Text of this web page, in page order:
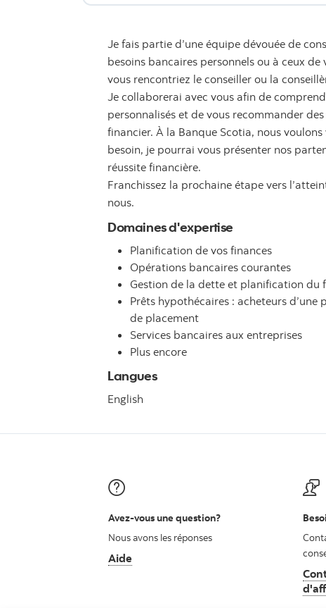
Je fais partie d’une équipe dévouée de
besoins bancaires personnels ou à ceux
vous rencontriez le conseiller ou la
Je collaborerai avec vous afin de
personnalisés et de vous recommander
financier. À la Banque Scotia, nous
besoin, je pourrai vous présenter nos
réussite financière.
Franchissez la prochaine étape vers
nous.
Domaines d'expertise
Planification de vos finances
Opérations bancaires courantes
Gestion de la dette et planification du
Prêts hypothécaires : acheteurs
de placement
Services bancaires aux entreprises
Plus encore
Langues
English
Avez-vous une question?
Nous avons les réponses
Aide